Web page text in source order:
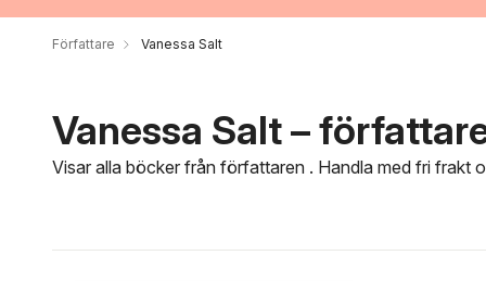
Författare Vanessa Salt
Vanessa Salt –
Visar alla böcker från författaren . Handla med fri frakt